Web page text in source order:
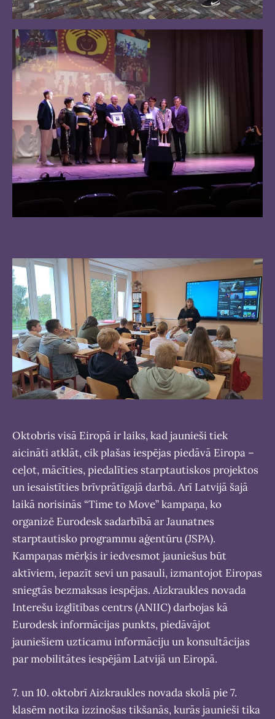
Oktobris visā Eiropā ir laiks, kad jaunieši tiek
aicināti atklāt, cik plašas iespējas piedāvā Eiropa –
ceļot, mācīties, piedalīties starptautiskos projektos
un iesaistīties brīvprātīgajā darbā. Arī Latvijā šajā
laikā norisinās “Time to Move” kampaņa, ko
organizē Eurodesk sadarbībā ar Jaunatnes
starptautisko programmu aģentūru (JSPA).
Kampaņas mērķis ir iedvesmot jauniešus būt
aktīviem, iepazīt sevi un pasauli, izmantojot Eiropas
sniegtās bezmaksas iespējas. Aizkraukles novada
Interešu izglītības centrs (ANIIC) darbojas kā
Eurodesk informācijas punkts, piedāvājot
jauniešiem uzticamu informāciju un konsultācijas
par mobilitātes iespējām Latvijā un Eiropā.
7. un 10. oktobrī Aizkraukles novada skolā pie 7.
klasēm notika izzinošas tikšanās, kurās jaunieši tika